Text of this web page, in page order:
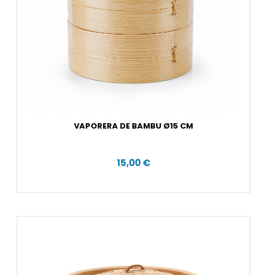
VAPORERA DE BAMBU Ø15 CM
15,00 €